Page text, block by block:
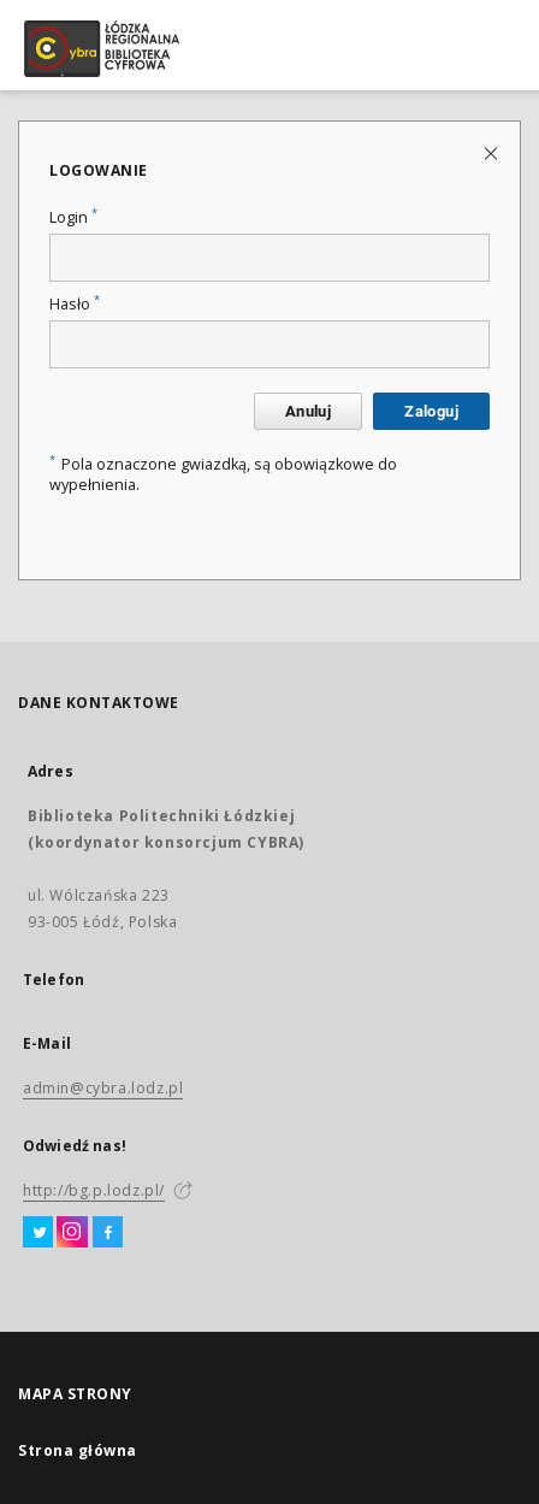
LOGOWANIE
Login *
Hasło *
Anuluj Zaloguj
* Pola oznaczone gwiazdką, są obowiązkowe do
wypełnienia.
DANE KONTAKTOWE
Adres
Biblioteka Politechniki Łódzkiej
(koordynator konsorcjum CYBRA)
ul. Wólczańska 223
93-005 Łódź, Polska
Telefon
E-Mail
admin@cybra.lodz.pl
Odwiedź nas!
http://bg.p.lodz.pl/
MAPA STRONY
Strona główna